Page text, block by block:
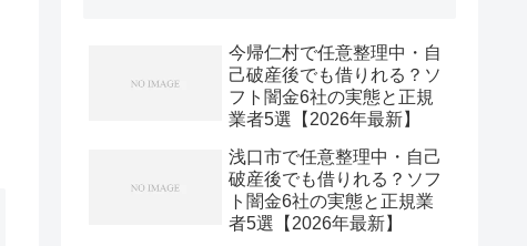
今帰仁村で任意整理中・自
己破産後でも借りれる？ソ
フト闇金6社の実態と正規
業者5選【2026年最新】
浅口市で任意整理中・自己
破産後でも借りれる？ソフ
ト闇金6社の実態と正規業
者5選【2026年最新】